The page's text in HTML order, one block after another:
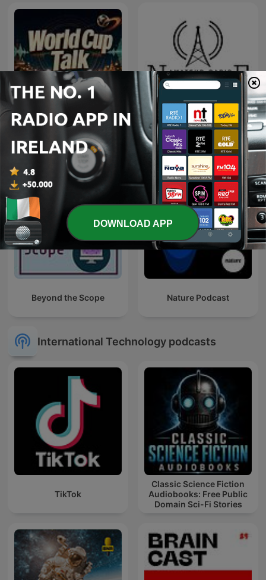
World Cup Talk Amateur Radio Newsline™
Beyond the Scope Nature Podcast
International Technology podcasts
TikTok
Classic Science Fiction
Audiobooks: Free Public
Domain Sci-Fi Stories
DOWNLOAD APP